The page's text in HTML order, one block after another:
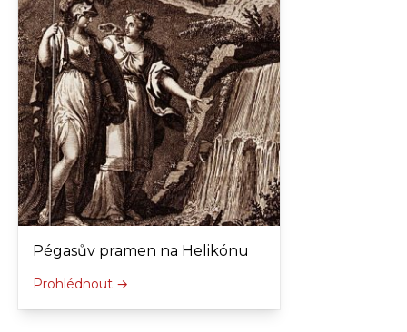
Pégasův pramen na Helikónu
Prohlédnout →